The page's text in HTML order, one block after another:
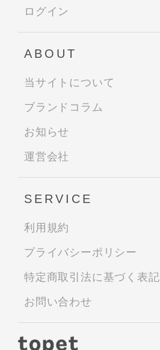
ログイン
ABOUT
当サイトについて
ブランドコラム
お知らせ
運営会社
SERVICE
利用規約
プライバシーポリシー
特定商取引法に基づく表記
お問い合わせ